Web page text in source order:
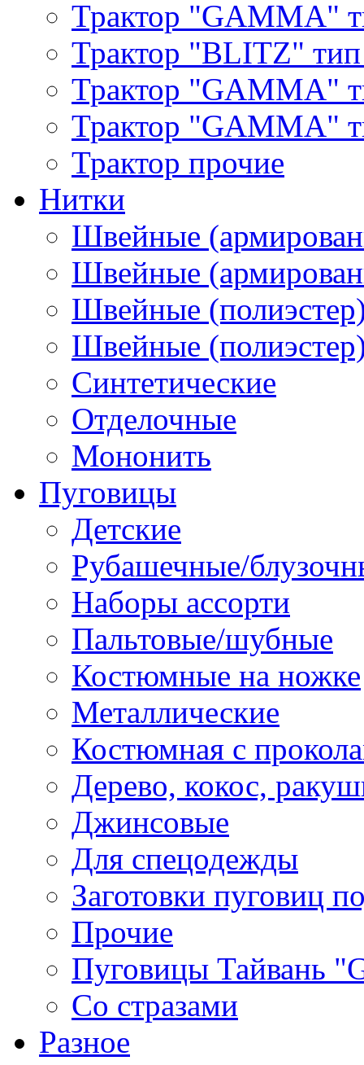
Трактор "GAMMA"
Трактор "BLITZ"
Трактор "GAMMA"
Трактор "GAMMA"
Трактор прочие
Нитки
Швейные
Швейные
Швейные
Швейные
Синтетические
Отделочные
Мононить
Пуговицы
Детские
Рубашечные/
Наборы ассорти
Пальтовые/шубные
Костюмные на ножке
Металлические
Костюмная с
Дерево, кокос,
Джинсовые
Для спецодежды
Заготовки пуговиц
Прочие
Пуговицы Тайвань
Со стразами
Разное